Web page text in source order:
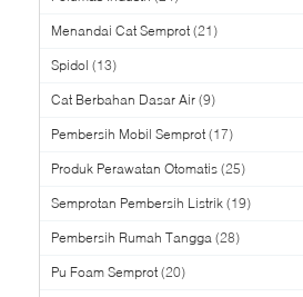
Menandai Cat Semprot (21)
Spidol (13)
Cat Berbahan Dasar Air (9)
Pembersih Mobil Semprot (17)
Produk Perawatan Otomatis (25)
Semprotan Pembersih Listrik (19)
Pembersih Rumah Tangga (28)
Pu Foam Semprot (20)